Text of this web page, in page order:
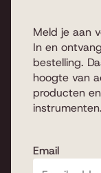
Meld je aan
In en
bestelling.
hoogte van
producten
instrumenten.
Email